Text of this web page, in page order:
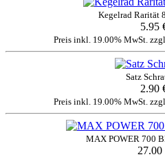
Kegelrad Rarität
5.95
Preis inkl. 19.00% MwSt. zzgl.
Satz
2.90
Preis inkl. 19.00% MwSt. zzgl.
MAX POWER 700
27.00